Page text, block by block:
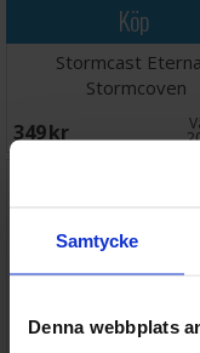
Samtycke
Denna webbplats
Köp
Stormcast
Stormcoven
349 SEK